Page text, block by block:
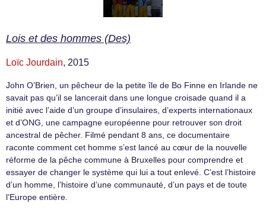
Lois et des hommes (Des)
Loïc Jourdain, 2015
John O’Brien, un pêcheur de la petite île de Bo Finne en Irlande ne
savait pas qu’il se lancerait dans une longue croisade quand il a
initié avec l’aide d’un groupe d’insulaires, d’experts internationaux
et d’ONG, une campagne européenne pour retrouver son droit
ancestral de pêcher. Filmé pendant 8 ans, ce documentaire
raconte comment cet homme s’est lancé au cœur de la nouvelle
réforme de la pêche commune à Bruxelles pour comprendre et
essayer de changer le système qui lui a tout enlevé. C’est l’histoire
d’un homme, l’histoire d’une communauté, d’un pays et de toute
l’Europe entière.